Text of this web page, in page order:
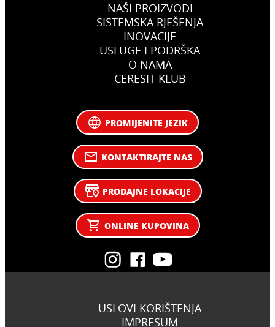
NAŠI PROIZVODI
SISTEMSKA RJEŠENJA
INOVACIJE
USLUGE I PODRŠKA
O NAMA
CERESIT KLUB
PROMIJENITE JEZIK
KONTAKTIRAJTE NAS
PRODAJNE LOKACIJE
ONLINE KUPOVINA
USLOVI KORIŠTENJA
IMPRESUM